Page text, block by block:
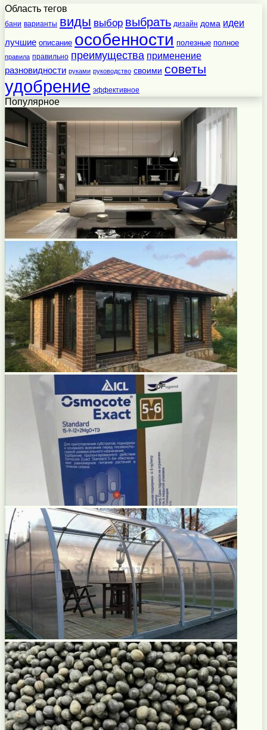
Область тегов
бани варианты виды выбор выбрать дизайн дома идеи
лучшие описание особенности полезные полное
правила правильно преимущества применение
разновидности руками руководство своими советы
удобрение эффективное
Популярное